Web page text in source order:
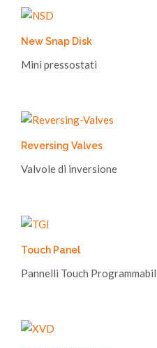
New Snap Disk
Mini pressostati
Reversing Valves
Valvole di inversione
Touch Panel
Pannelli Touch